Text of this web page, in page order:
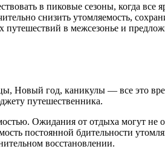
в пиковые сезоны, когда
снизить утомляемость,
в межсезонье и
Новый год, каникулы — все это
путешественника.
Ожидания от отдыха могут не
постоянной бдительности
восстановлении.